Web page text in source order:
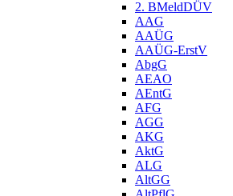
2. BMeldDÜV
AAG
AAÜG
AAÜG-ErstV
AbgG
AEAO
AEntG
AFG
AGG
AKG
AktG
ALG
AltGG